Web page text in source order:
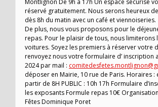
Montlignon De 9h à 17h Un espace sécurisé
réservé gratuitement. Nous serons heureux
dès 8h du matin avec un café et viennoiseries.
De plus, nous vous proposons pour le
repas. Pour le plaisir de tous, nous limiterons
voitures. Soyez les premiers à réserver votre
renvoyez nous votre formulaire d’ inscription
2024 par mail :
déposer en Mairie, 10 rue de Paris. Horaires :
partir de 8H PUBLIC : 10h 17h Formulaire
les exposants Formule repas 10€
Fêtes Dominique Poret